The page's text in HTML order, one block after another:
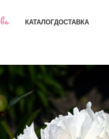
КАТАЛОГДОСТАВКА